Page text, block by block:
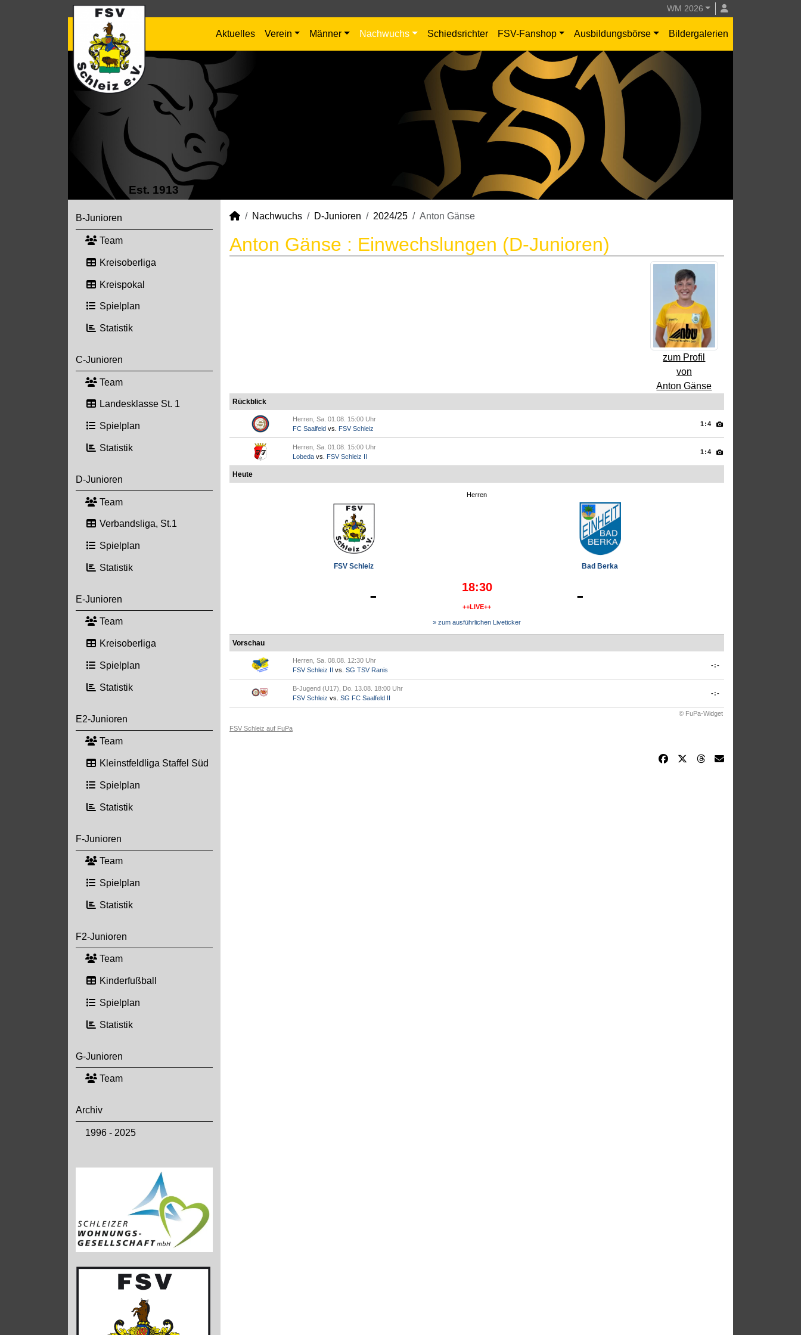
WM 2026
Aktuelles Verein Männer Nachwuchs Schiedsrichter FSV-Fanshop Ausbildungsbörse Bildergalerien
Est. 1913
B-Junioren
Team
Kreisoberliga
Kreispokal
Spielplan
Statistik
C-Junioren
Team
Landesklasse St. 1
Spielplan
Statistik
D-Junioren
Team
Verbandsliga, St.1
Spielplan
Statistik
E-Junioren
Team
Kreisoberliga
Spielplan
Statistik
E2-Junioren
Team
Kleinstfeldliga Staffel Süd
Spielplan
Statistik
F-Junioren
Team
Spielplan
Statistik
F2-Junioren
Team
Kinderfußball
Spielplan
Statistik
G-Junioren
Team
Archiv
1996 - 2025
Nachwuchs D-Junioren 2024/25 Anton Gänse
Anton Gänse : Einwechslungen (D-Junioren)
zum Profil
von
Anton Gänse
Rückblick
Herren, Sa. 01.08. 15:00 Uhr
FC Saalfeld vs. FSV Schleiz
1:4
Herren, Sa. 01.08. 15:00 Uhr
Lobeda vs. FSV Schleiz II
1:4
Heute
Herren
FSV Schleiz Bad Berka
- 18:30
++LIVE++ -
» zum ausführlichen Liveticker
Vorschau
Herren, Sa. 08.08. 12:30 Uhr
FSV Schleiz II vs. SG TSV Ranis
-:-
B-Jugend (U17), Do. 13.08. 18:00 Uhr
FSV Schleiz vs. SG FC Saalfeld II
-:-
© FuPa-Widget
FSV Schleiz auf FuPa